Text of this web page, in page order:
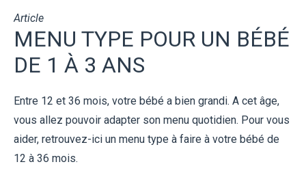
Article
MENU TYPE POUR UN BÉBÉ
DE 1 À 3 ANS
Entre 12 et 36 mois, votre bébé a bien grandi. A cet âge,
vous allez pouvoir adapter son menu quotidien. Pour vous
aider, retrouvez-ici un menu type à faire à votre bébé de
12 à 36 mois.